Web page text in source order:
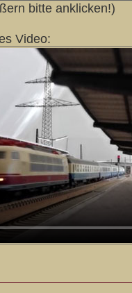
bitte anklicken!)
Video: